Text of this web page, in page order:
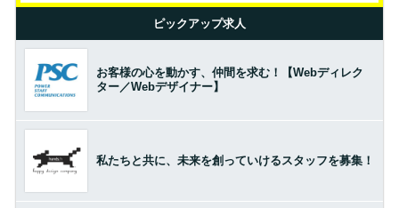
ピックアップ求人
お客様の心を動かす、仲間を求む！【Webディレク
ター／Webデザイナー】
私たちと共に、未来を創っていけるスタッフを募集！